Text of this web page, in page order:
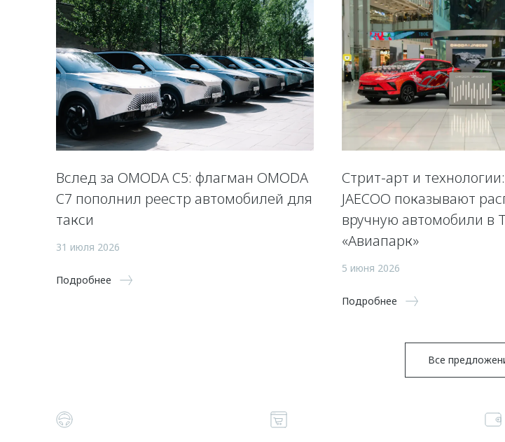
Вслед за OMODA C5: флагман OMODA
C7 пополнил реестр автомобилей для
такси
31 июля 2026
Подробнее
Стрит-арт и
JAECOO показывают
вручную автомобили в
«Авиапарк»
5 июня 2026
Подробнее
Все